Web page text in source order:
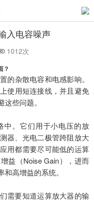
入电容噪声
1012次
？
的杂散电容和电感影响。
使用短连接线，并且避免
些问题。
中。它们用于小电压的放
器、光电二极管跨阻放大
用都需要尽可能低的运算
益（Noise Gain），进而
高增益的系统。
需要知道运算放大器的输